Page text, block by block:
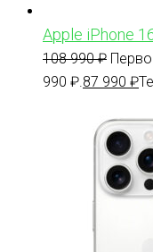
Apple iPhone
108 990₽
990 ₽. 87 990 ₽